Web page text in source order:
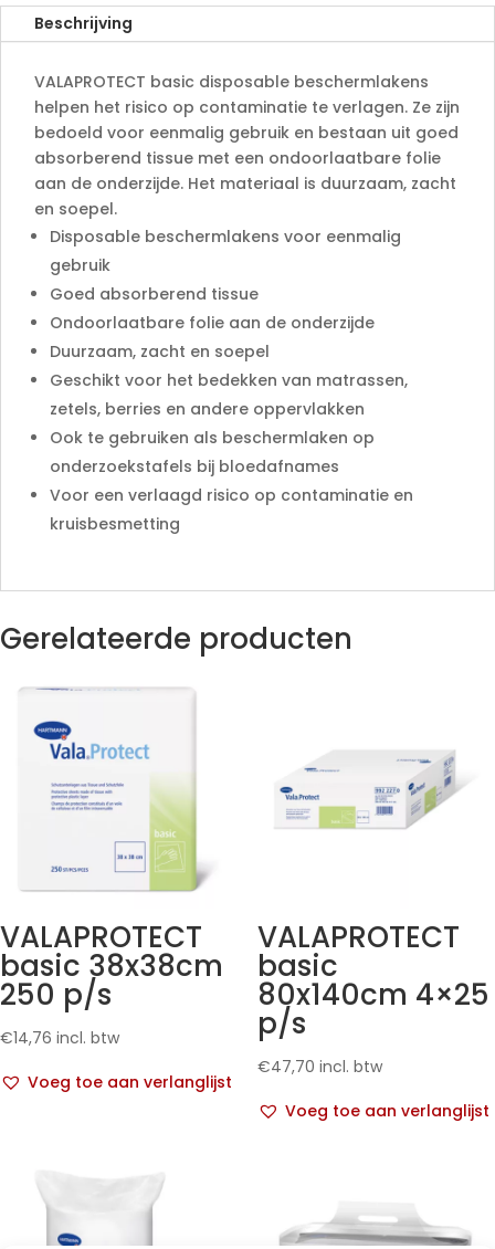
a
t
Beschrijving
VALAPROTECT basic disposable beschermlakens
helpen het risico op contaminatie te verlagen. Ze zijn
bedoeld voor eenmalig gebruik en bestaan uit goed
absorberend tissue met een ondoorlaatbare folie
aan de onderzijde. Het materiaal is duurzaam, zacht
en soepel.
Disposable beschermlakens voor eenmalig
gebruik
Goed absorberend tissue
Ondoorlaatbare folie aan de onderzijde
Duurzaam, zacht en soepel
Geschikt voor het bedekken van matrassen,
zetels, berries en andere oppervlakken
Ook te gebruiken als beschermlaken op
onderzoekstafels bij bloedafnames
Voor een verlaagd risico op contaminatie en
kruisbesmetting
Gerelateerde producten
VALAPROTECT
basic 38x38cm
250 p/s
€14,76 incl. btw
Voeg toe aan verlanglijst
VALAPROTECT
basic
80x140cm 4×25
p/s
€47,70 incl. btw
Voeg toe aan verlanglijst